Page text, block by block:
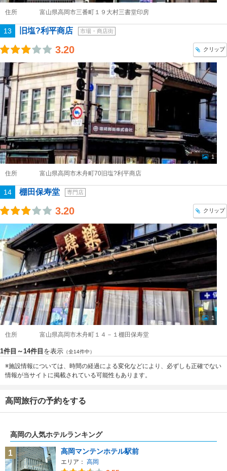
住所 富山県高岡市三番町１９大村三書堂印房
13 旧塩?利平商店 市場・商店街
3.20 クリップ
1
住所 富山県高岡市木舟町70旧塩?利平商店
14 棚田保寿堂 専門店
3.20 クリップ
1
住所 富山県高岡市木舟町１４－１棚田保寿堂
1件目～14件目 を表示 （全14件中）
※施設情報については、時間の経過による変化などにより、必ずしも正確でない
情報が当サイトに掲載されている可能性もあります。
高岡旅行の予約をする
高岡の人気ホテルランキング
1 高岡マンテンホテル駅前
エリア： 高岡